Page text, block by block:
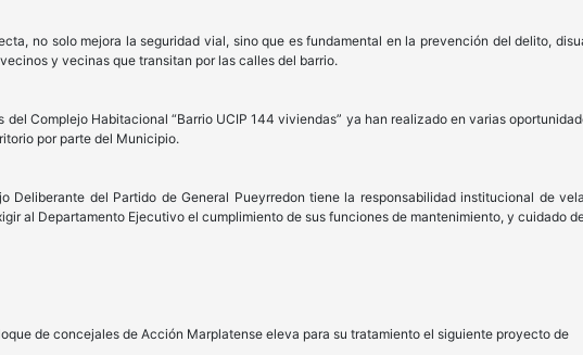
no solo mejora la seguridad vial, sino que es fundamental en la prevención del delito,
y vecinas que transitan por las calles del barrio.
del Complejo Habitacional “Barrio UCIP 144 viviendas” ya han realizado en varias
por parte del Municipio.
Deliberante del Partido de General Pueyrredon tiene la responsabilidad institucional de
al Departamento Ejecutivo el cumplimiento de sus funciones de mantenimiento, y cuidado
de concejales de Acción Marplatense eleva para su tratamiento el siguiente proyecto de